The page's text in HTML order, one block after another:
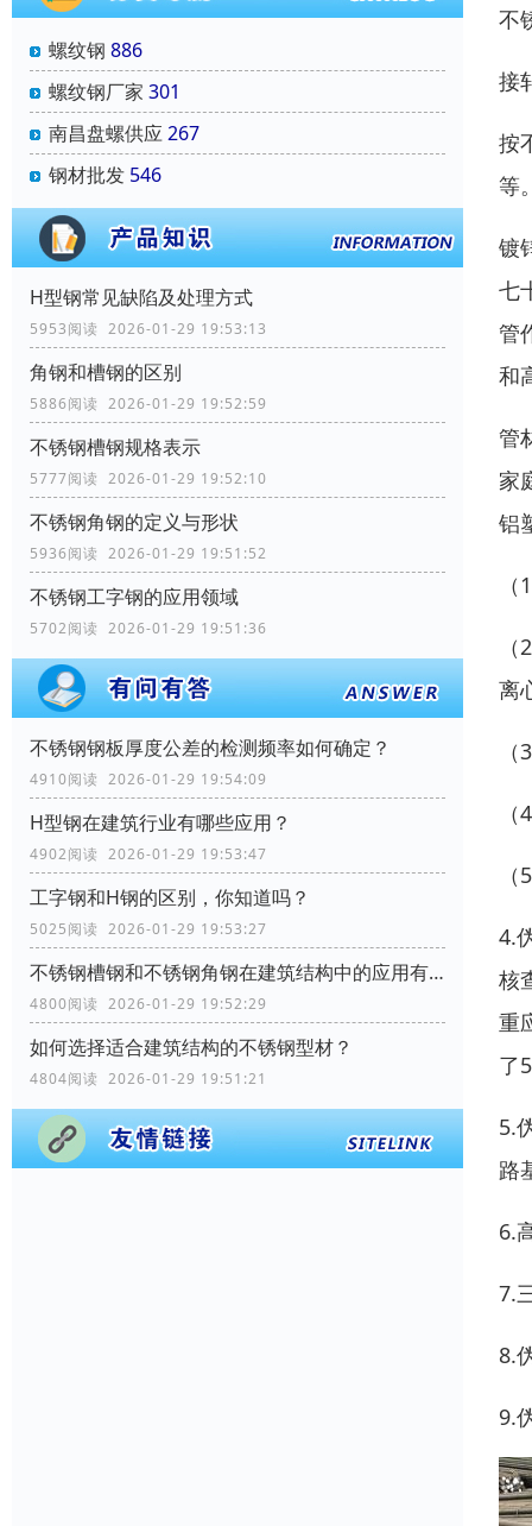
螺纹钢 886
螺纹钢厂家 301
南昌盘螺供应267
钢材批发 546
H型钢常见缺陷及处理方式
5953阅读 2026-01-29 19:53:13
角钢和槽钢的区别
5886阅读 2026-01-29 19:52:59
不锈钢槽钢规格表示
5777阅读 2026-01-29 19:52:10
不锈钢角钢的定义与形状
5936阅读 2026-01-29 19:51:52
不锈钢工字钢的应用领域
5702阅读 2026-01-29 19:51:36
不锈钢钢板厚度公差的检测频率如何确定？
4910阅读 2026-01-29 19:54:09
H型钢在建筑行业有哪些应用？
4902阅读 2026-01-29 19:53:47
工字钢和H钢的区别，你知道吗？
5025阅读 2026-01-29 19:53:27
不锈钢槽钢和不锈钢角钢在建筑结构中的应用有何区别？
4800阅读 2026-01-29 19:52:29
如何选择适合建筑结构的不锈钢型材？
4804阅读 2026-01-29 19:51:21
不
接
按
等
镀
七
管
和
管
家
铝
离
4.
核
重
了
5.
路
6.
7.
8.
9.